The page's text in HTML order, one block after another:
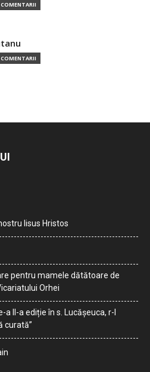
Iisus Hristos
pentru mamele dătătoare de
Orhei
II-a ediție în s. Lucășeuca, r-l
curată”